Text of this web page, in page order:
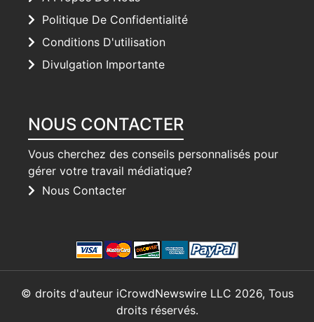
Politique De Confidentialité
Conditions D'utilisation
Divulgation Importante
NOUS CONTACTER
Vous cherchez des conseils personnalisés pour
gérer votre travail médiatique?
Nous Contacter
© droits d'auteur iCrowdNewswire LLC 2026, Tous
droits réservés.